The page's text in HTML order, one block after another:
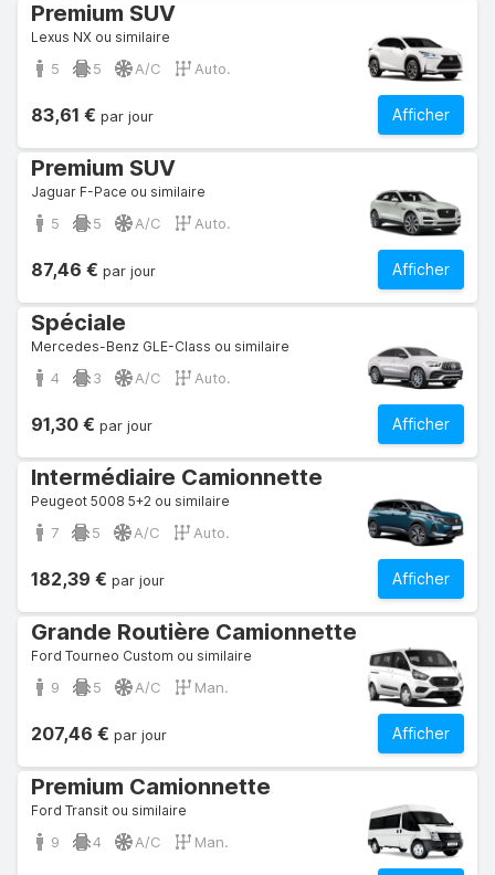
Premium SUV
Lexus NX ou similaire
5 5 A/C Auto.
Afficher
83,61 € par jour
Premium SUV
Jaguar F-Pace ou similaire
5 5 A/C Auto.
Afficher
87,46 € par jour
Spéciale
Mercedes-Benz GLE-Class ou similaire
4 3 A/C Auto.
Afficher
91,30 € par jour
Intermédiaire Camionnette
Peugeot 5008 5+2 ou similaire
7 5 A/C Auto.
Afficher
182,39 € par jour
Grande Routière Camionnette
Ford Tourneo Custom ou similaire
9 5 A/C Man.
Afficher
207,46 € par jour
Premium Camionnette
Ford Transit ou similaire
9 4 A/C Man.